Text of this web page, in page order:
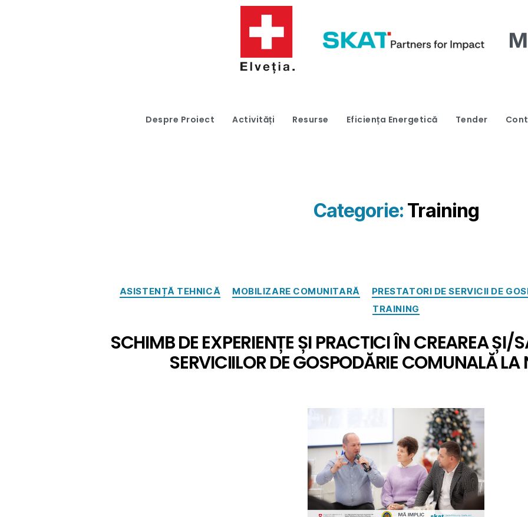
Despre Proiect Activități Resurse Eficiența Energetică Tender
Categorie: Training
ASISTENȚĂ TEHNICĂ MOBILIZARE COMUNITARĂ
PRESTATORI DE SERVICII DE
TRAINING
SCHIMB DE EXPERIENȚE ȘI PRACTICI ÎN CREAREA ȘI/
SERVICIILOR DE GOSPODĂRIE COMUNALĂ LA